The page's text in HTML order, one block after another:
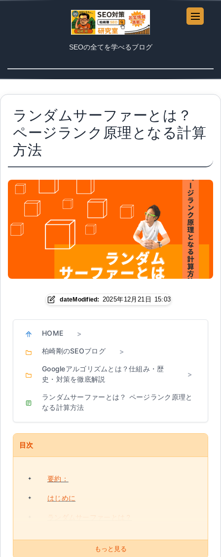
SEOの全てを学べるブログ
ランダムサーファーとは？
ページランク原理となる計算
方法
dateModified: 2025年12月21日 15:03
HOME >
柏崎剛のSEOブログ >
Googleアルゴリズムとは？仕組み・歴
史・対策を徹底解説
>
ランダムサーファーとは？ ページランク原理と
なる計算方法
目次
要約：
はじめに
ランダムサーファーとは？
もっと見る